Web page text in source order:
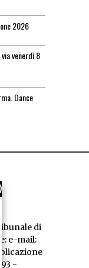
2026
venerdì 8
Dance
di
e-mail:
-